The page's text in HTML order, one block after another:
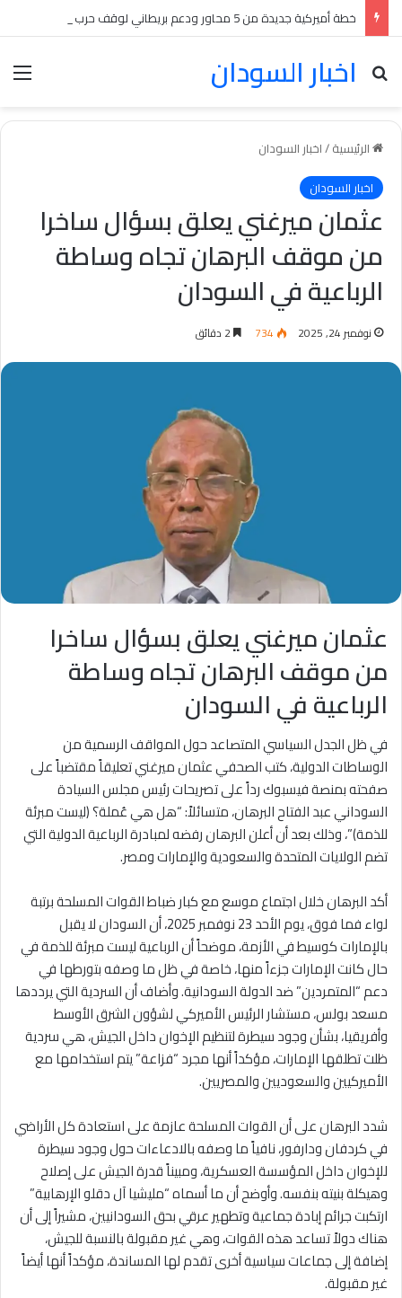
اخبار السودان
بحث عن
الرئيسية/اخبار السودان
اخبار السودان
عثمان ميرغني يعلق بسؤال ساخرا
من موقف البرهان تجاه وساطة
الرباعية في السودان
نوفمبر 24, 2025 734
عثمان ميرغني يعلق بسؤال ساخرا
من موقف البرهان تجاه وساطة
الرباعية في السودان
في ظل الجدل السياسي المتصاعد حول المواقف الرسمية من
الوساطات الدولية، كتب الصحفي عثمان ميرغني تعليقاً مقتضباً على
صفحته بمنصة فيسبوك رداً على تصريحات رئيس مجلس السيادة
السوداني عبد الفتاح البرهان، متسائلاً: “هل هي عُملة؟ (ليست مبرئة
للذمة)”، وذلك بعد أن أعلن البرهان رفضه لمبادرة الرباعية الدولية التي
تضم الولايات المتحدة والسعودية والإمارات ومصر.
أكد البرهان خلال اجتماع موسع مع كبار ضباط القوات المسلحة برتبة
لواء فما فوق، يوم الأحد 23 نوفمبر 2025، أن السودان لا يقبل
بالإمارات كوسيط في الأزمة، موضحاً أن الرباعية ليست مبرئة للذمة في
حال كانت الإمارات جزءاً منها، خاصة في ظل ما وصفه بتورطها في
دعم “المتمردين” ضد الدولة السودانية. وأضاف أن السردية التي يرددها
مسعد بولس، مستشار الرئيس الأميركي لشؤون الشرق الأوسط
وأفريقيا، بشأن وجود سيطرة لتنظيم الإخوان داخل الجيش، هي سردية
ظلت تطلقها الإمارات، مؤكداً أنها مجرد “فزاعة” يتم استخدامها مع
الأميركيين والسعوديين والمصريين.
شدد البرهان على أن القوات المسلحة عازمة على استعادة كل الأراضي
في كردفان ودارفور، نافياً ما وصفه بالادعاءات حول وجود سيطرة
للإخوان داخل المؤسسة العسكرية، ومبيناً قدرة الجيش على إصلاح
وهيكلة بنيته بنفسه. وأوضح أن ما أسماه “مليشيا آل دقلو الإرهابية”
ارتكبت جرائم إبادة جماعية وتطهير عرقي بحق السودانيين، مشيراً إلى أن
هناك دولاً تساعد هذه القوات، وهي غير مقبولة بالنسبة للجيش،
إضافة إلى جماعات سياسية أخرى تقدم لها المساندة، مؤكداً أنها أيضاً
غير مقبولة.